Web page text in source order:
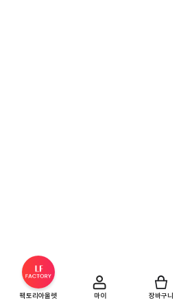
팩토리아울렛 마이 장바구니